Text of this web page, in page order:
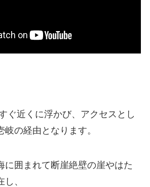
ぐ近くに浮かび、アクセスとし
の経由となります。
に囲まれて断崖絶壁の崖やはた
、